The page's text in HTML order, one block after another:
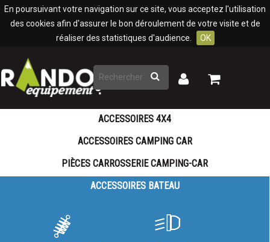
En poursuivant votre navigation sur ce site, vous acceptez l'utilisation
des cookies afin d'assurer le bon déroulement de votre visite et de
réaliser des statistiques d'audience.
OK
Rechercher
Mon
Mon
ACCESSOIRES 4X4
ACCESSOIRES CAMPING CAR
PIÈCES CARROSSERIE CAMPING-CAR
ACCESSOIRES BATEAU
Panneau de gestion des cookies